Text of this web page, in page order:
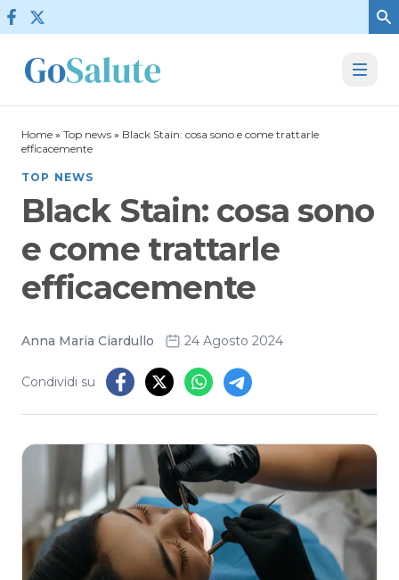
Vai al contenuto
Home » Top news » Black Stain: cosa sono e come trattarle
efficacemente
TOP NEWS
Black Stain: cosa sono
e come trattarle
efficacemente
Anna Maria Ciardullo 24 Agosto 2024
Condividi su